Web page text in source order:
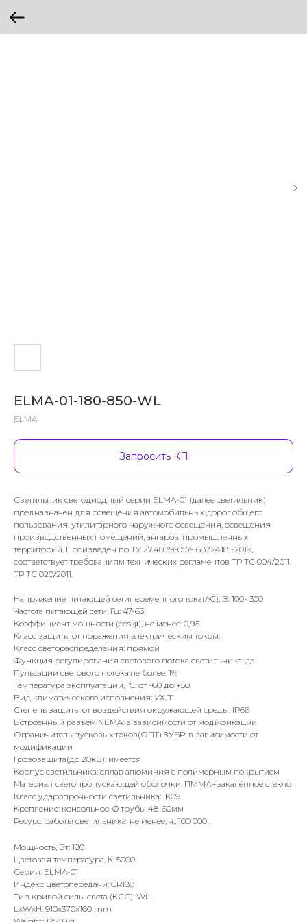
ELMA-01-180-850-WL
ELMA
Запросить КП
Светильник светодиодный серии ELMA-01 (далее светильник)
предназначен для освещения автомобильных дорог общего
пользования, утилитарного наружного освещения, освещения
производственных помещений, ангаров, промышленных
территорий. Произведен по ТУ 27.40.39-057- 68724181-2019,
соответствует требованиям технических регламентов ТР ТС 004/2011,
ТР ТС 020/2011.
Напряжение питающей сетипеременного тока(AC), В: 100- 300
Частота питающей сети, Гц: 47-63
Коэффициент мощности (cos φ), не менее: 0,96
Класс защиты от поражения электрическим током: I
Класс светораспределения: прямой
Функция регулирования светового потока светильника: да
Пульсации светового потока,не более: 1%
Температура эксплуатации, °C: от -60 до +50
Вид климатического исполнения: УХЛ1
Степень защиты от воздействия окружающей среды: IР66
Встроенный разъем NEMA: в зависимости от модификации
Ограничитель пусковых токов(ОПТ) ЗУБР: в зависимости от
модификации
Грозозащита(до 20кВ): имеется
Корпус светильника: сплав алюминия с полимерным покрытием
Материал светопропускающей оболочки: ПММА+закалённое стекло
Класс ударопрочности светильника: IK09
Крепление: консольное: Ø трубы 48-60мм
Ресурс работы светильника, не менее, ч.: 100 000 .
Мощность, Вт: 180
Цветовая температура, К: 5000
Серия: ELMA-01
Индекс цветопередачи: CRI80
Тип кривой силы света (КСС): WL
LxWxH: 910x370x160 mm